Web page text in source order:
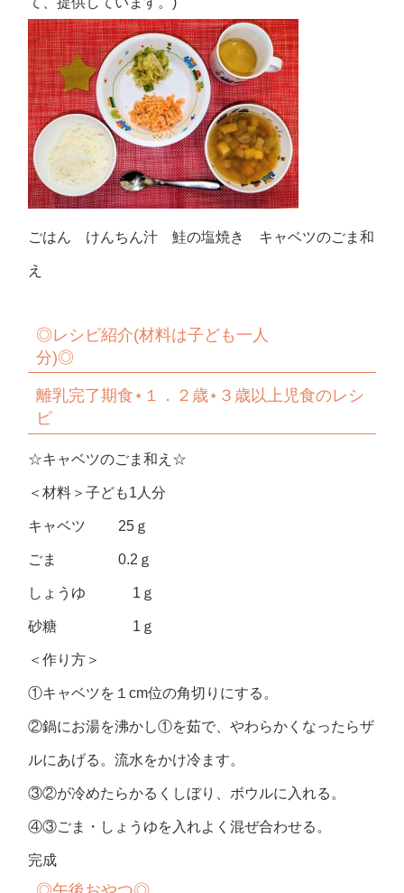
ごはん けんちん汁 鮭の塩焼き キャベツのごま和
え
◎レシピ紹介(材料は子ども一人
分)◎
離乳完了期食⋆ １．２歳⋆ ３歳以上児食のレシ
ピ
☆キャベツのごま和え☆
＜材料＞子ども1人分
キャベツ 25ｇ
ごま 0.2ｇ
しょうゆ 1ｇ
砂糖 1ｇ
＜作り方＞
①キャベツを１cm位の角切りにする。
②鍋にお湯を沸かし①を茹で、やわらかくなったらザ
ルにあげる。流水をかけ冷ます。
③②が冷めたらかるくしぼり、ボウルに入れる。
④③ごま・しょうゆを入れよく混ぜ合わせる。
完成